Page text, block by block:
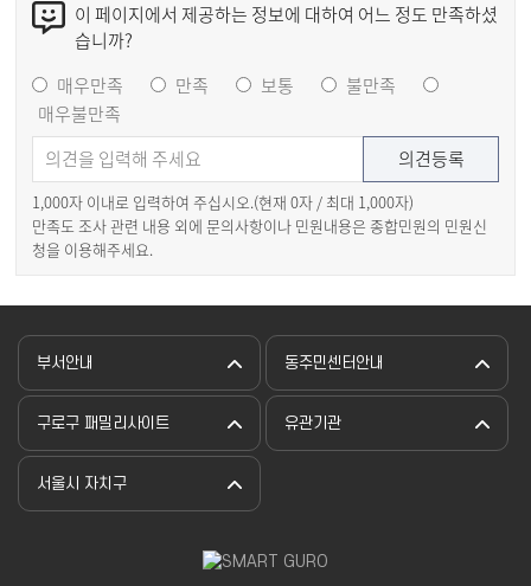
이 페이지에서 제공하는 정보에 대하여 어느 정도 만족하셨
습니까?
매우만족
만족 보통
불만족
매우불만족
1,000자 이내로 입력하여 주십시오.(현재 0자 / 최대 1,000자)
만족도 조사 관련 내용 외에 문의사항이나 민원내용은 종합민원의 민원신
청을 이용해주세요.
부서안내 동주민센터안내
구로구 패밀리사이트 유관기관
서울시 자치구